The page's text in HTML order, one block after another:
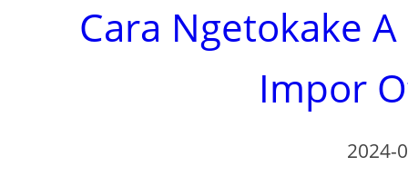
Cara Ngetokake
Impor
2024-